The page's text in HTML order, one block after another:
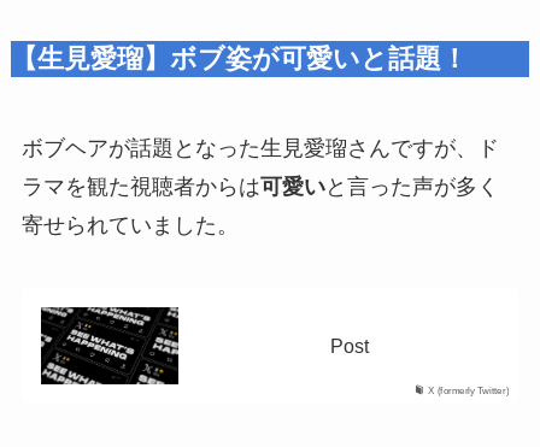
【生見愛瑠】ボブ姿が可愛いと話題！
ボブヘアが話題となった生見愛瑠さんですが、ド
ラマを観た視聴者からは可愛いと言った声が多く
寄せられていました。
X (formerly Twitter)
Post